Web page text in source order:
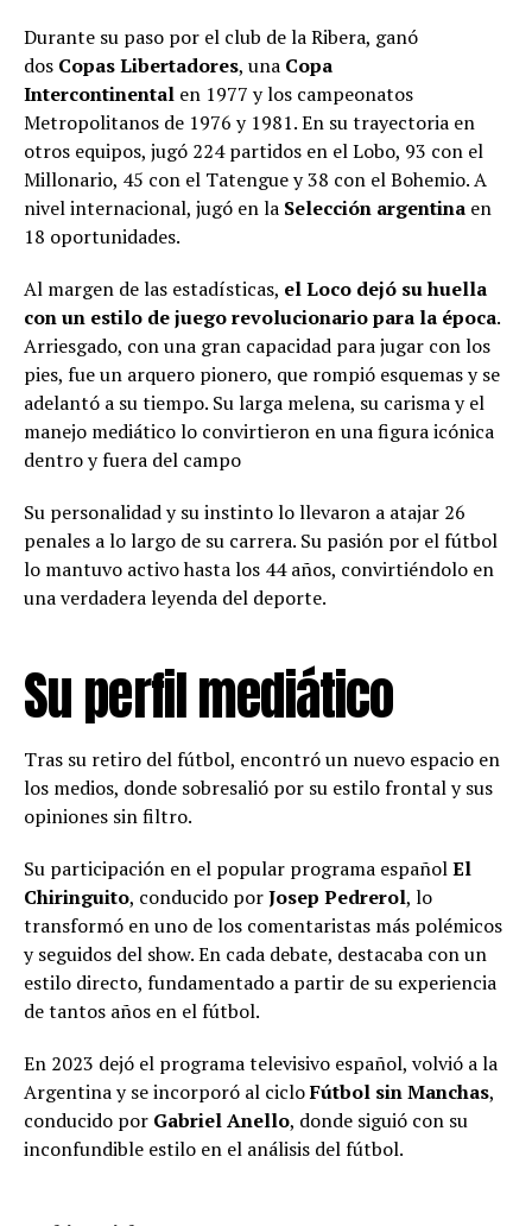
Durante su paso por el club de la Ribera, ganó
dos Copas Libertadores, una Copa
Intercontinental en 1977 y los campeonatos
Metropolitanos de 1976 y 1981. En su trayectoria en
otros equipos, jugó 224 partidos en el Lobo, 93 con el
Millonario, 45 con el Tatengue y 38 con el Bohemio. A
nivel internacional, jugó en la Selección argentina en
18 oportunidades.
Al margen de las estadísticas, el Loco dejó su huella
con un estilo de juego revolucionario para la época.
Arriesgado, con una gran capacidad para jugar con los
pies, fue un arquero pionero, que rompió esquemas y se
adelantó a su tiempo. Su larga melena, su carisma y el
manejo mediático lo convirtieron en una figura icónica
dentro y fuera del campo
Su personalidad y su instinto lo llevaron a atajar 26
penales a lo largo de su carrera. Su pasión por el fútbol
lo mantuvo activo hasta los 44 años, convirtiéndolo en
una verdadera leyenda del deporte.
Su perfil mediático
Tras su retiro del fútbol, encontró un nuevo espacio en
los medios, donde sobresalió por su estilo frontal y sus
opiniones sin filtro.
Su participación en el popular programa españolEl
Chiringuito, conducido porJosep Pedrerol, lo
transformó en uno de los comentaristas más polémicos
y seguidos del show. En cada debate, destacaba con un
estilo directo, fundamentado a partir de su experiencia
de tantos años en el fútbol.
En 2023 dejó el programa televisivo español, volvió a la
Argentina y se incorporó al cicloFútbol sin Manchas,
conducido por Gabriel Anello, donde siguió con su
inconfundible estilo en el análisis del fútbol.